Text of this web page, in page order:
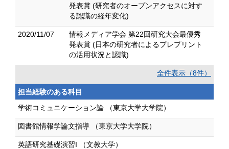
発表賞 (研究者のオープンアクセスに対す
る認識の経年変化)
2020/11/07
情報メディア学会 第22回研究大会最優秀
発表賞 (日本の研究者によるプレプリント
の活用状況と認識)
全件表示（8件）
担当経験のある科目
学術コミュニケーション論 （東京大学大学院）
図書館情報学論文指導 （東京大学大学院）
英語研究基礎演習I （文教大学）